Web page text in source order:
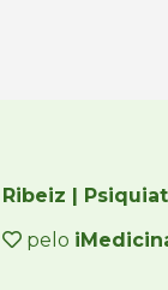
Ribeiz |
pelo